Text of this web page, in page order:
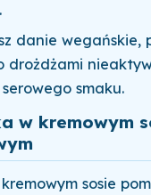
danie wegańskie,
drożdżami
smaku.
w kremowym
sosie